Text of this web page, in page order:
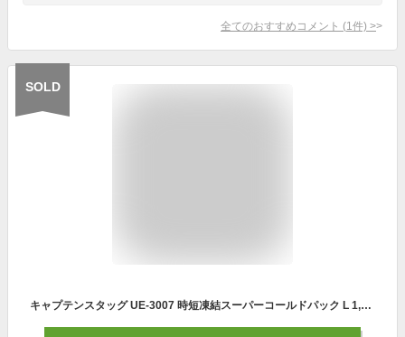
全てのおすすめコメント (1 件) >
SOLD
キャプテンスタッグ UE-3007 時短凍結スーパーコールドパック L 1,000g 【高性能保冷剤】